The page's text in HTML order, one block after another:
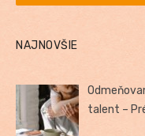
NAJNOVŠIE
talent –